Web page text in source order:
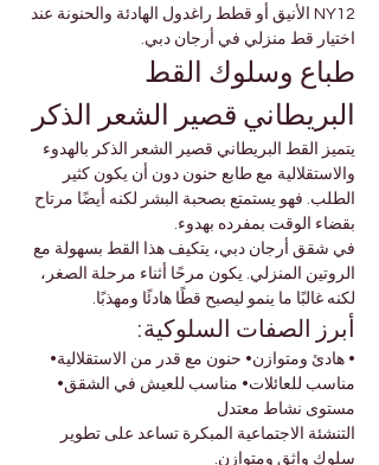
NY12 الأنيق أو قطط راغدول الهادئة والحنونة عند
اختيار قط منزلي في أرجان دبي.
طباع وسلوك القط
البريطاني قصير الشعر الذكر
يتميز القط البريطاني قصير الشعر الذكر بالهدوء
والاستقلالية مع طابع حنون دون أن يكون كثير
الطلب. فهو يستمتع بصحبة البشر لكنه أيضًا مرتاح
بقضاء الوقت بمفرده بهدوء.
في شقق أرجان دبي، يتكيف هذا القط بسهولة مع
الروتين المنزلي. يكون مرحًا أثناء مرحلة الصغر،
لكنه غالبًا ما ينمو ليصبح قطًا هادئًا ومهذبًا.
أبرز الصفات السلوكية:
• هادئ ومتوازن• حنون مع قدر من الاستقلالية•
مناسب للعائلات• مناسب للعيش في الشقق•
مستوى نشاط معتدل
التنشئة الاجتماعية المبكرة تساعد على تطوير
سلوك واثق ومتوازن.